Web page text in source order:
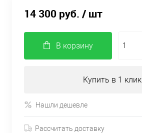
14 300 руб. / шт
В корзину
Купить в 1 клик
Нашли дешевле
Рассчитать доставку